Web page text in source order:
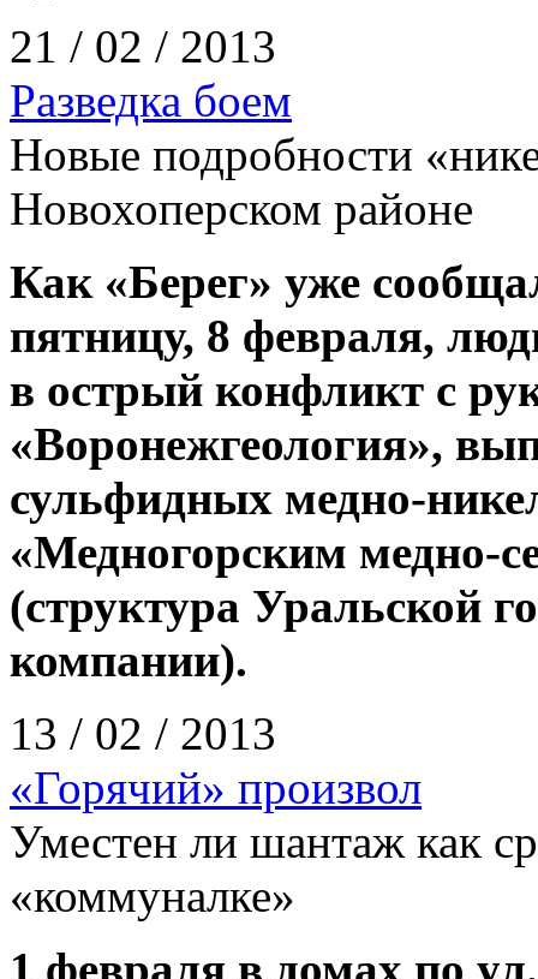
21 / 02 / 2013
Разведка боем
Новые подробности
Новохоперском районе
Как «Берег» уже
пятницу, 8 февраля,
в острый конфликт с
«Воронежгеология»,
сульфидных медно-
«Медногорским медно-
(структура Уральской
компании).
13 / 02 / 2013
«Горячий» произвол
Уместен ли шантаж как
«коммуналке»
1 февраля в домах по ул.